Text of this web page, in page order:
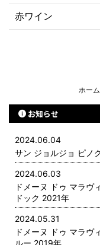
赤ワイン
ホーム
お知らせ
2024.06.04
サン ジョルジョ ピノ
2024.06.03
ドメーヌ ドゥ マラヴ
ドック 2021年
2024.05.31
ドメーヌ ドゥ マラヴ